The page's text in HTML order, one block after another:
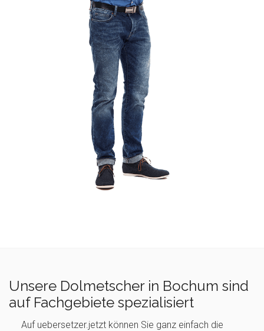
Unsere Dolmetscher in Bochum sind
auf Fachgebiete spezialisiert
Auf uebersetzer.jetzt können Sie ganz einfach die